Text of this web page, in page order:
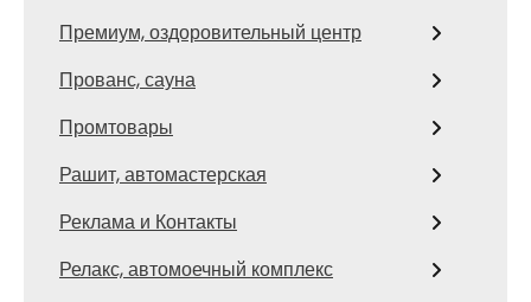
Премиум, оздоровительный центр
Прованс, сауна
Промтовары
Рашит, автомастерская
Реклама и Контакты
Релакс, автомоечный комплекс